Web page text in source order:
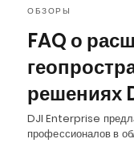
ОБЗОРЫ
FAQ о
решениях
DJI Enterprise
профессионалов в